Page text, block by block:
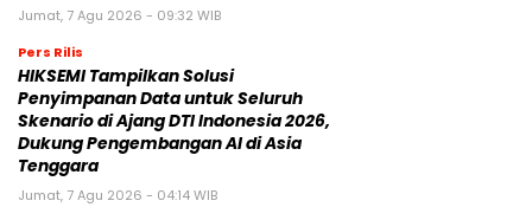
Jumat, 7 Agu 2026 - 09:32 WIB
Pers Rilis
HIKSEMI Tampilkan Solusi
Penyimpanan Data untuk Seluruh
Skenario di Ajang DTI Indonesia 2026,
Dukung Pengembangan AI di Asia
Tenggara
Jumat, 7 Agu 2026 - 04:14 WIB